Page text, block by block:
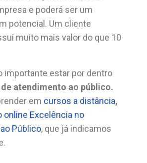
e poderá ser um
potencial. Um cliente
muito mais valor do que 10
importante estar por dentro
atendimento ao público.
em cursos a distância,
online Excelência no
Público, que já indicamos